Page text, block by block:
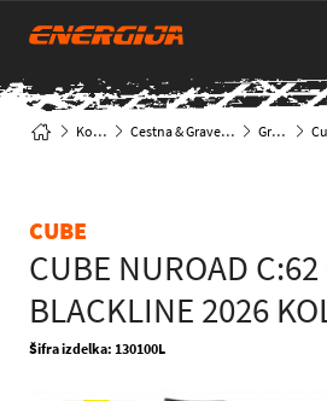
Kolesa Cestna & Gravel kolesa Gravel
CUBE
CUBE NUROAD C:62
BLACKLINE 2026
Šifra izdelka: 130100L